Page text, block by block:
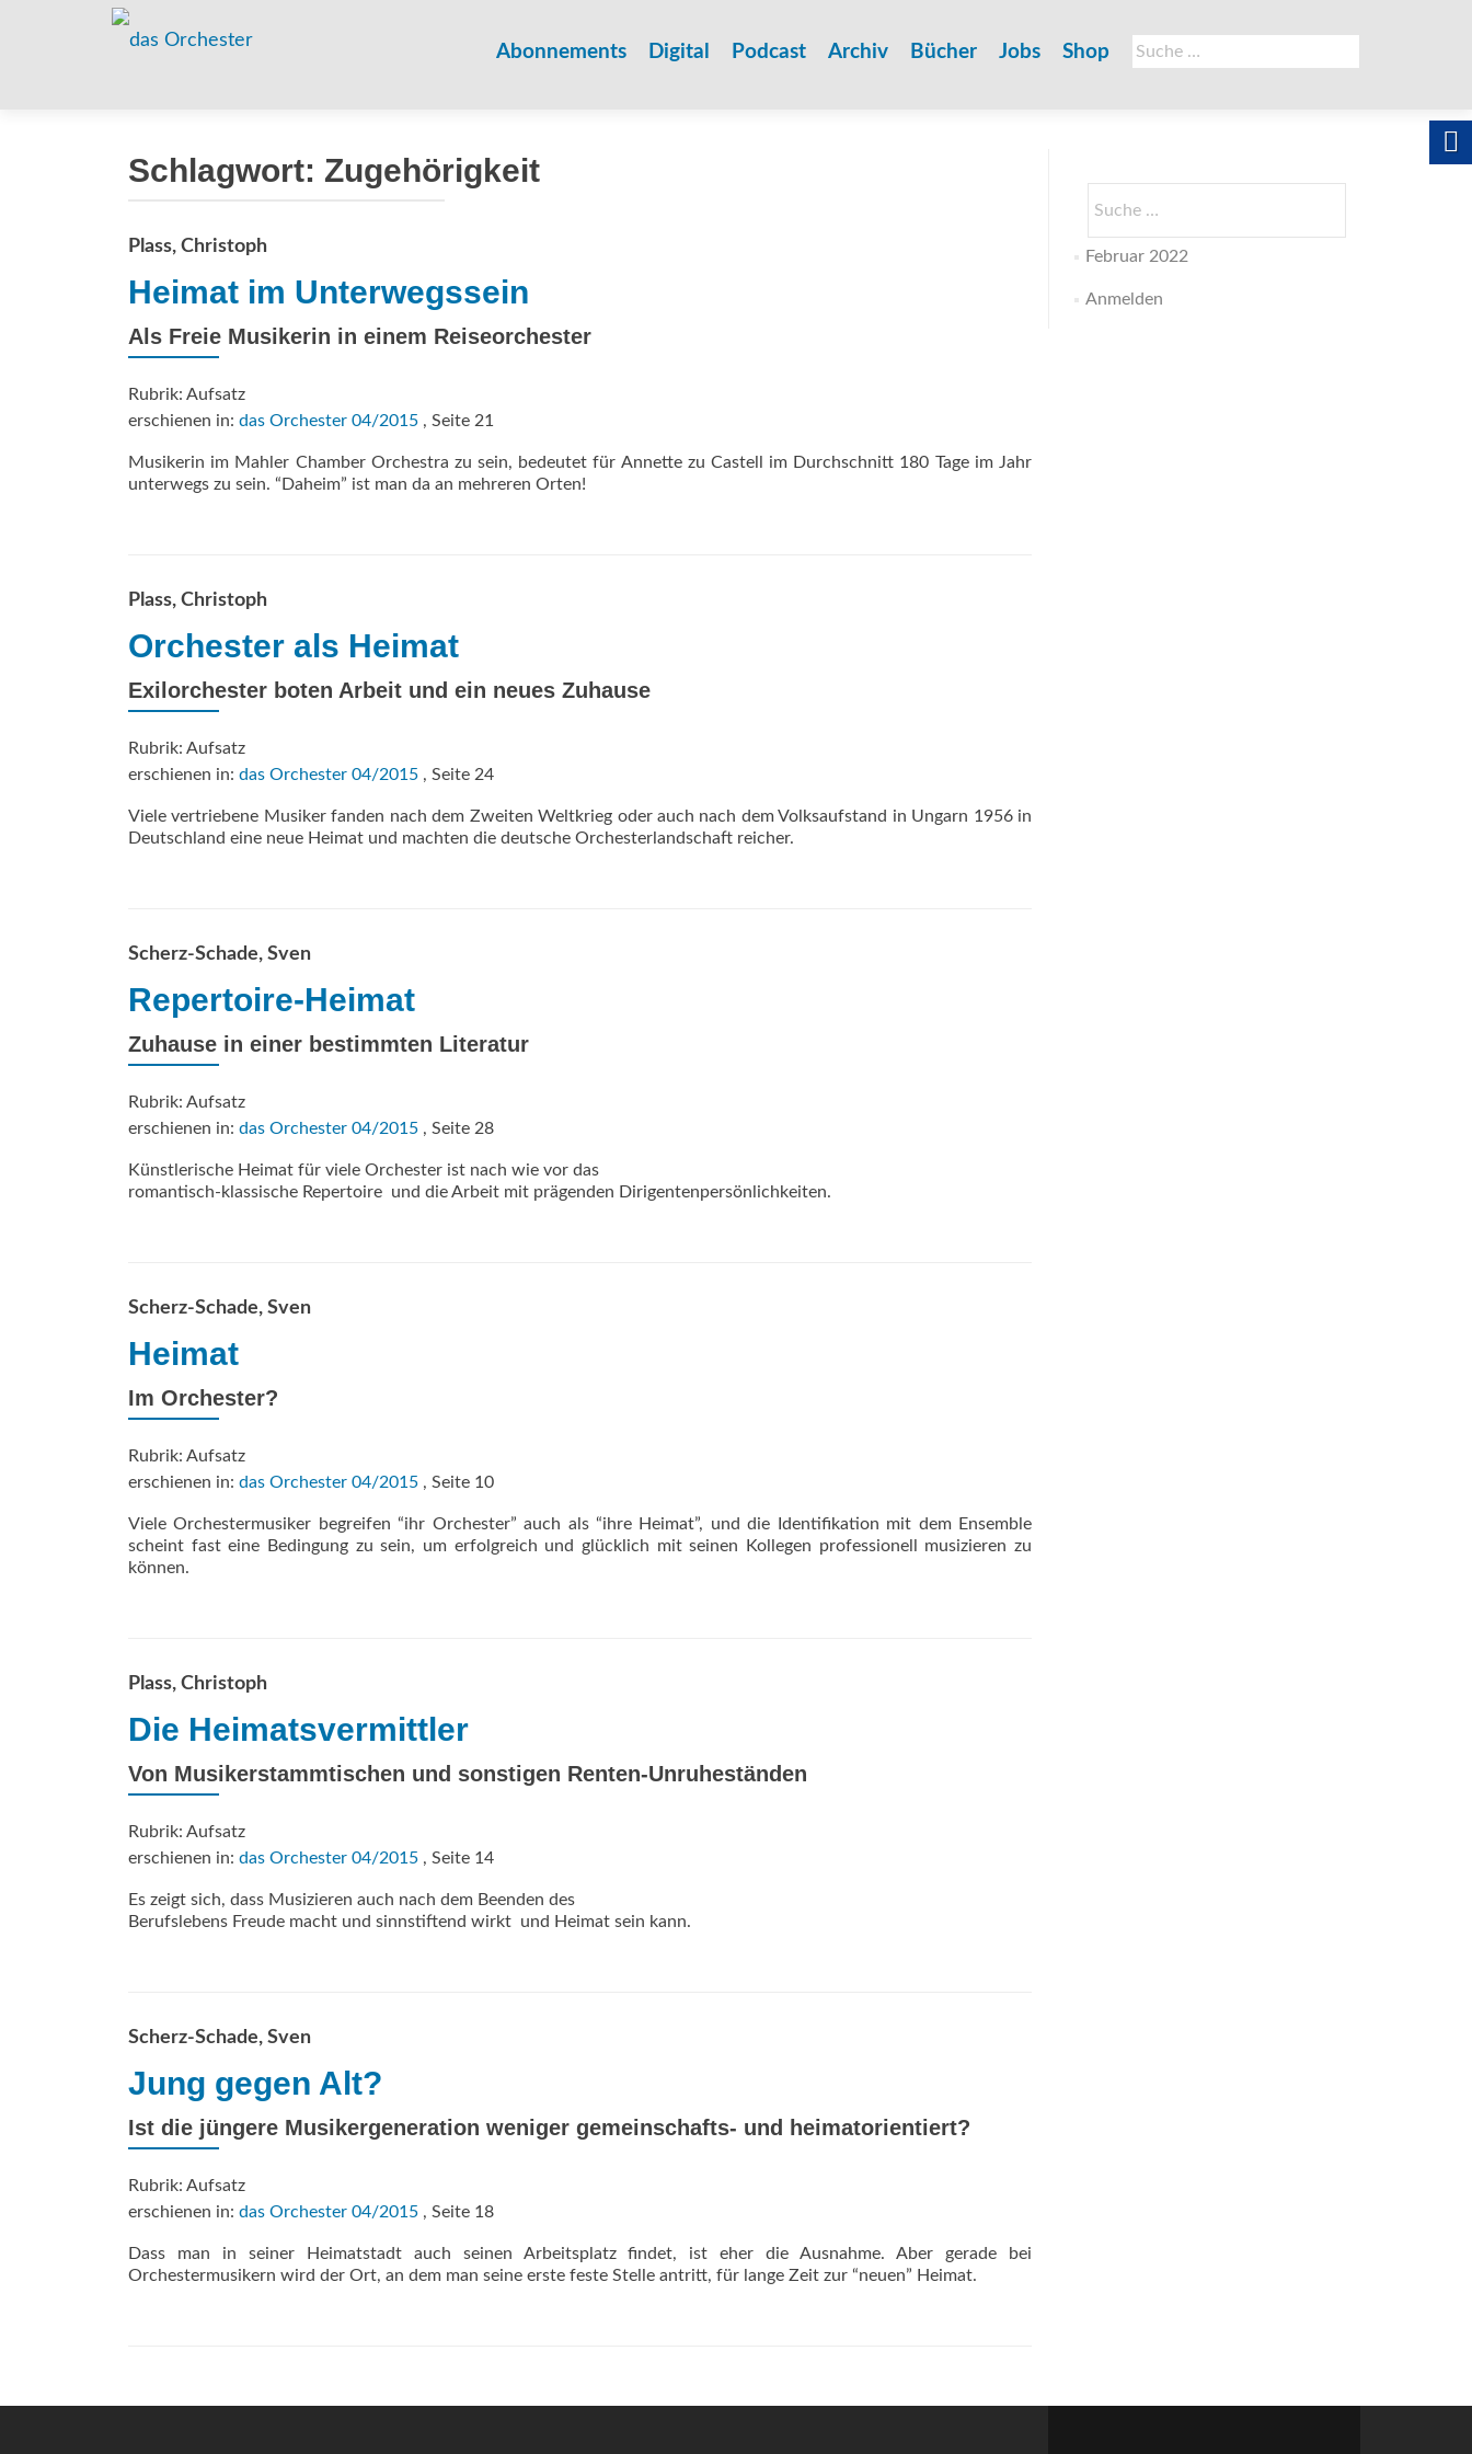
Suche
nach:
Abonnements Digital Podcast Archiv Bücher Jobs Shop
Schlagwort: Zugehörigkeit
Plass, Christoph
Heimat im Unterwegssein
Als Freie Musikerin in einem Reiseorchester
Rubrik: Aufsatz
erschienen in: das Orchester 04/2015 , Seite 21
Musikerin im Mahler Chamber Orchestra zu sein, bedeutet für Annette zu Castell im Durchschnitt 180 Tage im Jahr
unterwegs zu sein. “Daheim” ist man da an mehreren Orten!
Plass, Christoph
Orchester als Heimat
Exilorchester boten Arbeit und ein neues Zuhause
Rubrik: Aufsatz
erschienen in: das Orchester 04/2015 , Seite 24
Viele vertriebene Musiker fanden nach dem Zweiten Weltkrieg oder auch nach dem Volksaufstand in Ungarn 1956 in
Deutschland eine neue Heimat und machten die deutsche Orchesterlandschaft reicher.
Scherz-Schade, Sven
Repertoire-Heimat
Zuhause in einer bestimmten Literatur
Rubrik: Aufsatz
erschienen in: das Orchester 04/2015 , Seite 28
Künstlerische Heimat für viele Orchester ist nach wie vor das
romantisch-klassische Repertoire  und die Arbeit mit prägenden Dirigentenpersönlichkeiten.
Scherz-Schade, Sven
Heimat
Im Orchester?
Rubrik: Aufsatz
erschienen in: das Orchester 04/2015 , Seite 10
Viele Orchestermusiker begreifen “ihr Orchester” auch als “ihre Heimat”, und die Identifikation mit dem Ensemble
scheint fast eine Bedingung zu sein, um erfolgreich und glücklich mit seinen Kollegen professionell musizieren zu
können.
Plass, Christoph
Die Heimatsvermittler
Von Musikerstammtischen und sonstigen Renten-Unruheständen
Rubrik: Aufsatz
erschienen in: das Orchester 04/2015 , Seite 14
Es zeigt sich, dass Musizieren auch nach dem Beenden des
Berufslebens Freude macht und sinnstiftend wirkt  und Heimat sein kann.
Scherz-Schade, Sven
Jung gegen Alt?
Ist die jüngere Musikergeneration weniger gemeinschafts- und heimatorientiert?
Rubrik: Aufsatz
erschienen in: das Orchester 04/2015 , Seite 18
Dass man in seiner Heimatstadt auch seinen Arbeitsplatz findet, ist eher die Ausnahme. Aber gerade bei
Orchestermusikern wird der Ort, an dem man seine erste feste Stelle antritt, für lange Zeit zur “neuen” Heimat.
nach:
Februar 2022
Anmelden